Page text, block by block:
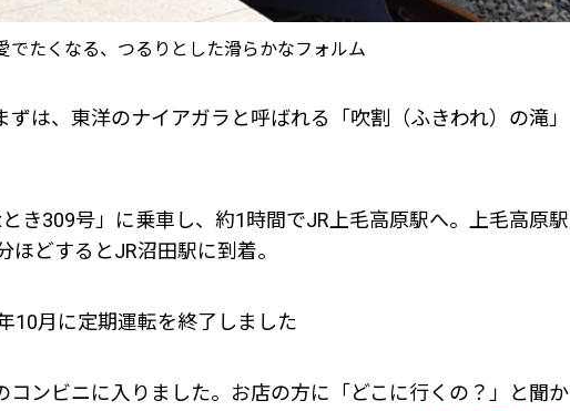
でたくなる、つるりとした滑らかなフォルム
は、東洋のナイアガラと呼ばれる「吹割（ふきわれ）の滝」
き309号」に乗車し、約1時間でJR上毛高原駅へ。上毛高原駅
どするとJR沼田駅に到着。
10月に定期運転を終了しました
ンビニに入りました。お店の方に「どこに行くの？」と聞か